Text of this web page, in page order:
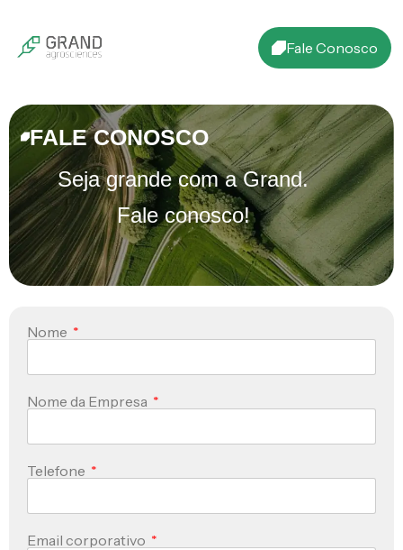
Fale Conosco
FALE CONOSCO
Seja grande com a Grand.
Fale conosco!
Nome
Nome da Empresa
Telefone
Email corporativo